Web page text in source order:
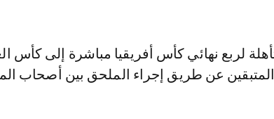
لربع نهائي كأس أفريقيا مباشرة إلى كأس
عن طريق إجراء الملحق بين أصحاب